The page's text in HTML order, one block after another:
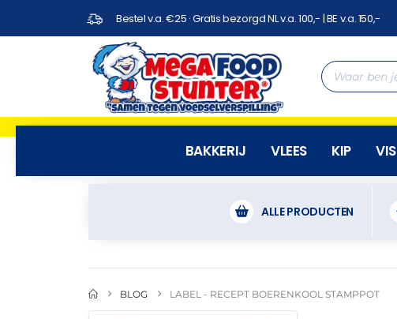
Bestel v.a. €25 · Gratis bezorgd NL v.a. 100,- | BE v.a. 150,-
BAKKERIJ VLEES KIP VIS
ALLE PRODUCTEN
BLOG LABEL - RECEPT BOERENKOOL STAMPPOT